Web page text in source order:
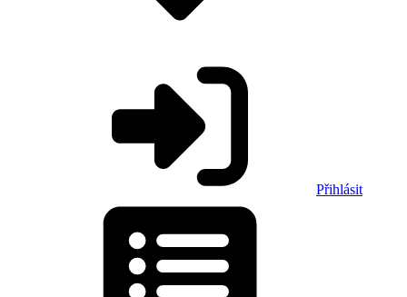
Přihlásit